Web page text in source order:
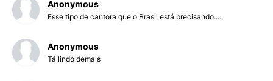
Anonymous
Esse tipo de cantora que o Brasil está precisando....
Anonymous
Tá lindo demais